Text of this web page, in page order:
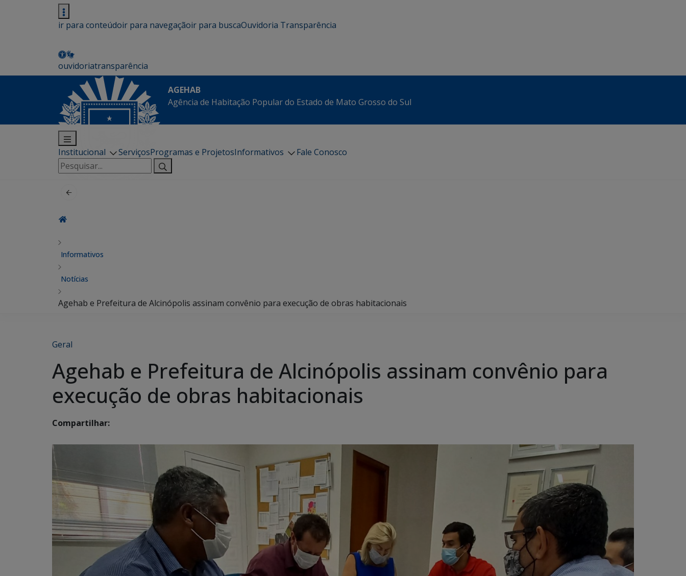
ir para conteúdoir para navegaçãoir para buscaOuvidoria Transparência
ouvidoriatransparência
AGEHAB
Agência de Habitação Popular do Estado de Mato Grosso do Sul
Institucional ServiçosProgramas e ProjetosInformativos
Fale Conosco
Pesquisar
por:
Informativos
Notícias
Agehab e Prefeitura de Alcinópolis assinam convênio para execução de obras habitacionais
Geral
Agehab e Prefeitura de Alcinópolis assinam convênio para
execução de obras habitacionais
Compartilhar: